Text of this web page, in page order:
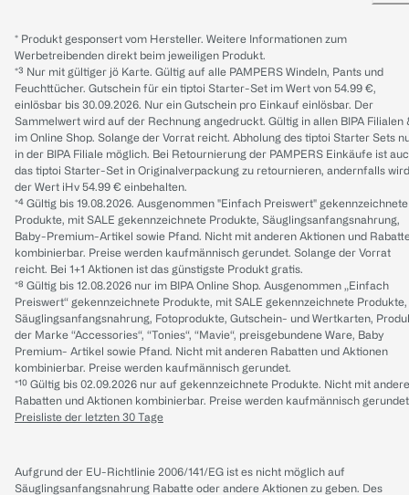
* Produkt gesponsert vom Hersteller. Weitere Informationen zum
Werbetreibenden direkt beim jeweiligen Produkt.
*³ Nur mit gültiger jö Karte. Gültig auf alle PAMPERS Windeln, Pants und
Feuchttücher. Gutschein für ein tiptoi Starter-Set im Wert von 54.99 €,
einlösbar bis 30.09.2026. Nur ein Gutschein pro Einkauf einlösbar. Der
Sammelwert wird auf der Rechnung angedruckt. Gültig in allen BIPA Filialen
im Online Shop. Solange der Vorrat reicht. Abholung des tiptoi Starter Sets
in der BIPA Filiale möglich. Bei Retournierung der PAMPERS Einkäufe ist
das tiptoi Starter-Set in Originalverpackung zu retournieren, andernfalls wird
der Wert iHv 54.99 € einbehalten.
*⁴ Gültig bis 19.08.2026. Ausgenommen "Einfach Preiswert" gekennzeichnete
Produkte, mit SALE gekennzeichnete Produkte, Säuglingsanfangsnahrung,
Baby-Premium-Artikel sowie Pfand. Nicht mit anderen Aktionen und
kombinierbar. Preise werden kaufmännisch gerundet. Solange der Vorrat
reicht. Bei 1+1 Aktionen ist das günstigste Produkt gratis.
*⁸ Gültig bis 12.08.2026 nur im BIPA Online Shop. Ausgenommen „Einfach
Preiswert“ gekennzeichnete Produkte, mit SALE gekennzeichnete Produkte,
Säuglingsanfangsnahrung, Fotoprodukte, Gutschein- und Wertkarten,
der Marke “Accessories“, “Tonies“, “Mavie“, preisgebundene Ware, Baby
Premium- Artikel sowie Pfand. Nicht mit anderen Rabatten und Aktionen
kombinierbar. Preise werden kaufmännisch gerundet.
*¹⁰ Gültig bis 02.09.2026 nur auf gekennzeichnete Produkte. Nicht mit
Rabatten und Aktionen kombinierbar. Preise werden kaufmännisch
Preisliste der letzten 30 Tage
Aufgrund der EU-Richtlinie 2006/141/EG ist es nicht möglich auf
Säuglingsanfangsnahrung Rabatte oder andere Aktionen zu geben. Des